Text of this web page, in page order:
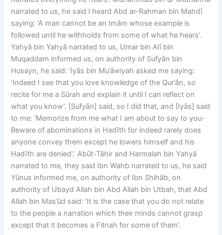
narrated to us, he said I heard Abd ar-Rahman bin Mahdī
saying: ‘A man cannot be an Imām whose example is
followed until he withholds from some of what he hears’.
Yahyā bin Yahyā narrated to us, Umar bin Alī bin
Muqaddam informed us, on authority of Sufyān bin
Husayn, he said: ‘Iyās bin Mu’āwiyah asked me saying:
‘Indeed I see that you love knowledge of the Qur’ān, so
recite for me a Sūrah and explain it until I can reflect on
what you know’. [Sufyān] said, so I did that, and [Iyās] said
to me: ‘Memorize from me what I am about to say to you-
Beware of abominations in Ḥadīth for indeed rarely does
anyone convey them except he lowers himself and his
Ḥadīth are denied’.’ Abūt-Tāhir and Harmalah bin Yahyā
narrated to me, they said Ibn Wahb narrated to us, he said
Yūnus informed me, on authority of Ibn Shihāb, on
authority of Ubayd Allah bin Abd Allah bin Utbah, that Abd
Allah bin Mas’ūd said: ‘It is the case that you do not relate
to the people a narration which their minds cannot grasp
except that it becomes a Fitnah for some of them’.